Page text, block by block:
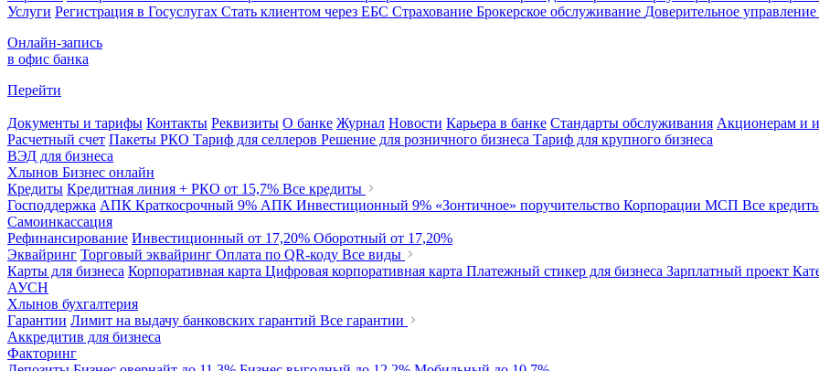
Услуги Регистрация в Госуслугах Стать клиентом через ЕБС Страхование Брокерское обслуживание Доверительное управление
Онлайн-запись
в офис банка
Перейти
Документы и тарифы Контакты Реквизиты О банке Журнал Новости Карьера в банке Стандарты обслуживания Акционерам и
Расчетный счет Пакеты РКО Тариф для селлеров Решение для розничного бизнеса Тариф для крупного бизнеса
ВЭД для бизнеса
Хлынов Бизнес онлайн
Кредиты Кредитная линия + РКО от 15,7% Все кредиты
Господдержка АПК Краткосрочный 9% АПК Инвестиционный 9% «Зонтичное» поручительство Корпорации МСП Все
Самоинкассация
Рефинансирование Инвестиционный от 17,20% Оборотный от 17,20%
Эквайринг Торговый эквайринг Оплата по QR-коду Все виды
Карты для бизнеса Корпоративная карта Цифровая корпоративная карта Платежный стикер для бизнеса Зарплатный проект
АУСН
Хлынов бухгалтерия
Гарантии Лимит на выдачу банковских гарантий Все гарантии
Аккредитив для бизнеса
Факторинг